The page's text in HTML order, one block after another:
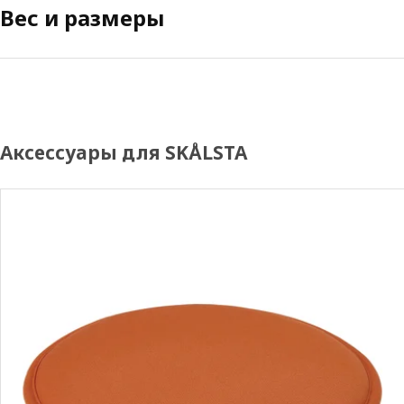
Вес и размеры
Аксессуары для SKÅLSTA